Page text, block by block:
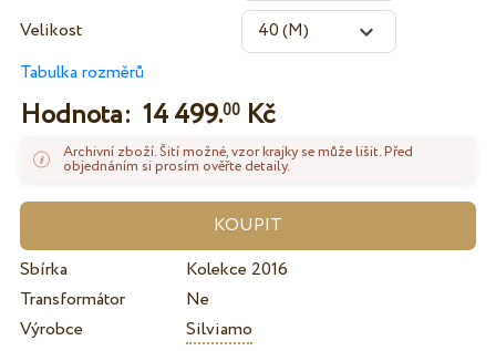
Velikost
Tabulka rozměrů
Hodnota: 14 499.00Kč
Archivní zboží. Šití možné, vzor krajky se může lišit. Před
objednáním si prosím ověřte detaily.
Sbírka
Kolekce 2016
Transformátor
Ne
Výrobce
Silviamo